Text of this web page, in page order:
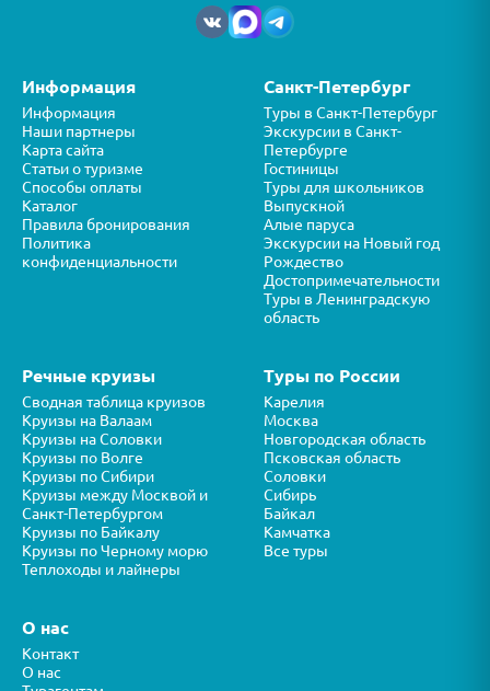
Информация
Информация
Наши партнеры
Карта сайта
Статьи о туризме
Способы оплаты
Каталог
Правила бронирования
Политика
конфиденциальности
Санкт-Петербург
Туры в Санкт-Петербург
Экскурсии в Санкт-
Петербурге
Гостиницы
Туры для школьников
Выпускной
Алые паруса
Экскурсии на Новый год
Рождество
Достопримечательности
Туры в Ленинградскую
область
Речные круизы
Сводная таблица круизов
Круизы на Валаам
Круизы на Соловки
Круизы по Волге
Круизы по Сибири
Круизы между Москвой и
Санкт-Петербургом
Круизы по Байкалу
Круизы по Черному морю
Теплоходы и лайнеры
Туры по России
Карелия
Москва
Новгородская область
Псковская область
Соловки
Сибирь
Байкал
Камчатка
Все туры
О нас
Контакт
О нас